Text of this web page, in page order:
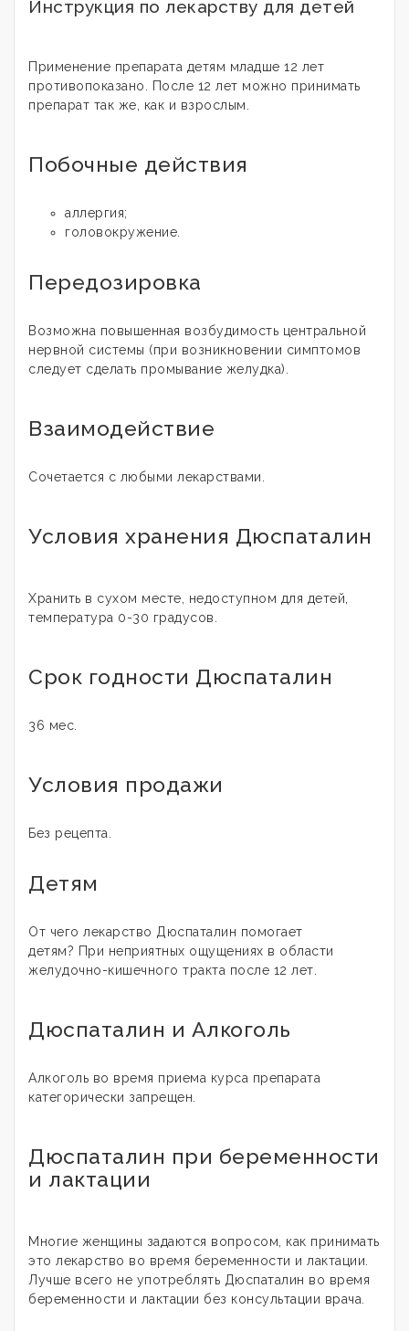
Инструкция по лекарству для детей
Применение препарата детям младше 12 лет
противопоказано. После 12 лет можно принимать
препарат так же, как и взрослым.
Побочные действия
аллергия;
головокружение.
Передозировка
Возможна повышенная возбудимость центральной
нервной системы (при возникновении симптомов
следует сделать промывание желудка).
Взаимодействие
Сочетается с любыми лекарствами.
Условия хранения Дюспаталин
Хранить в сухом месте, недоступном для детей,
температура 0-30 градусов.
Срок годности Дюспаталин
36 мес.
Условия продажи
Без рецепта.
Детям
От чего лекарство Дюспаталин помогает
детям? При неприятных ощущениях в области
желудочно-кишечного тракта после 12 лет.
Дюспаталин и Алкоголь
Алкоголь во время приема курса препарата
категорически запрещен.
Дюспаталин при беременности
и лактации
Многие женщины задаются вопросом, как принимать
это лекарство во время беременности и лактации.
Лучше всего не употреблять Дюспаталин во время
беременности и лактации без консультации врача.